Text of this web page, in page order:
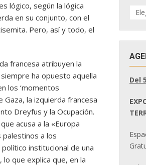
lógico, según la lógica
en su conjunto, con el
Pero, así y todo, el
francesa atribuyen la
ha opuesto aquella
los ‘momentos
la izquierda francesa
Dreyfus y la Ocupación.
acusa a la «Europa
palestinos a los
institucional de una
que explica que, en la
DE
Del